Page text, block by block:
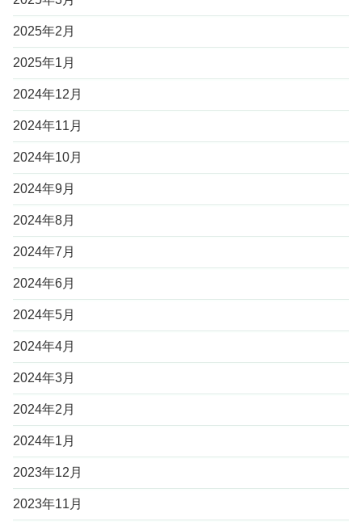
2025年2月
2025年1月
2024年12月
2024年11月
2024年10月
2024年9月
2024年8月
2024年7月
2024年6月
2024年5月
2024年4月
2024年3月
2024年2月
2024年1月
2023年12月
2023年11月